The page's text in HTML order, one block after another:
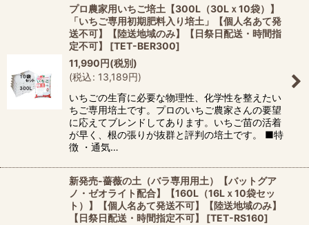
プロ農家用いちご培土【300L（30Lｘ10袋）】
「いちご専用初期肥料入り培土」【個人名あて発
送不可】【陸送地域のみ】【日祭日配送・時間指
定不可】
[TET-BER300]
11,990円(税別)
(税込: 13,189円)
いちごの生育に必要な物理性、化学性を整えたい
ちご専用培土です。プロのいちご農家さんの要望
に応えてブレンドしてあります。いちご苗の活着
が早く、根の張りが抜群と評判の培土です。 ■特
徴 ・通気…
新発売-薔薇の土（バラ専用用土）【バットグア
ノ・ゼオライト配合】【160L（16Lｘ10袋セッ
ト）】【個人名あて発送不可】【陸送地域のみ】
【日祭日配送・時間指定不可】
[TET-RS160]